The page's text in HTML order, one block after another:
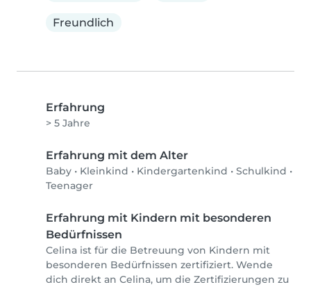
Freundlich
Erfahrung
> 5 Jahre
Erfahrung mit dem Alter
Baby • Kleinkind • Kindergartenkind • Schulkind •
Teenager
Erfahrung mit Kindern mit besonderen
Bedürfnissen
Celina ist für die Betreuung von Kindern mit
besonderen Bedürfnissen zertifiziert. Wende
dich direkt an Celina, um die Zertifizierungen zu